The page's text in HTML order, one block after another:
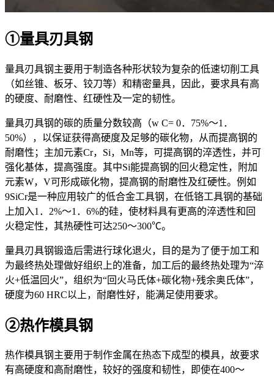
①量具刃具钢
量具刃具钢主要用于制造各种形状较为复杂的低速切削工具
（如丝锥、板牙、铰刀等）和精密量具，因此，要求具有高
的硬度、耐磨性、红硬性及一定的韧性。
量具刃具钢的碳的质量分数较高（w C= 0．75%～1．
50%），以保证获得高硬度及足够的碳化物，从而提高钢的
耐磨性；主加元素Cr，Si，Mn等，可提高钢的淬透性，并可
强化基体，提高强度。其中Si能提高钢的回火稳定性，附加
元素W，V可形成碳化物，提高钢的耐磨性及红硬性。例如
9SiCr是一种应用较广的低合金工具钢，在低铬工具钢的基础
上加入1．2%～1．6%的硅，使材料具有更高的淬透性和回
火稳定性，其热硬性可达250～300℃。
量具刃具钢锻造后需进行球化退火，目的是为了便于加工和
为最终热处理做好组织上的准备，加工后的最终热处理为“淬
火+低温回火”，组织为“回火马氏体+碳化物+残余奥氏体”，
硬度为60 HRC以上，耐磨性好，能满足使用要求。
②热作模具钢
热作模具钢主要用于制作金属在热态下成型的模具，故要求
有高硬度和高耐磨性，较好的强度和韧性，即使在400～